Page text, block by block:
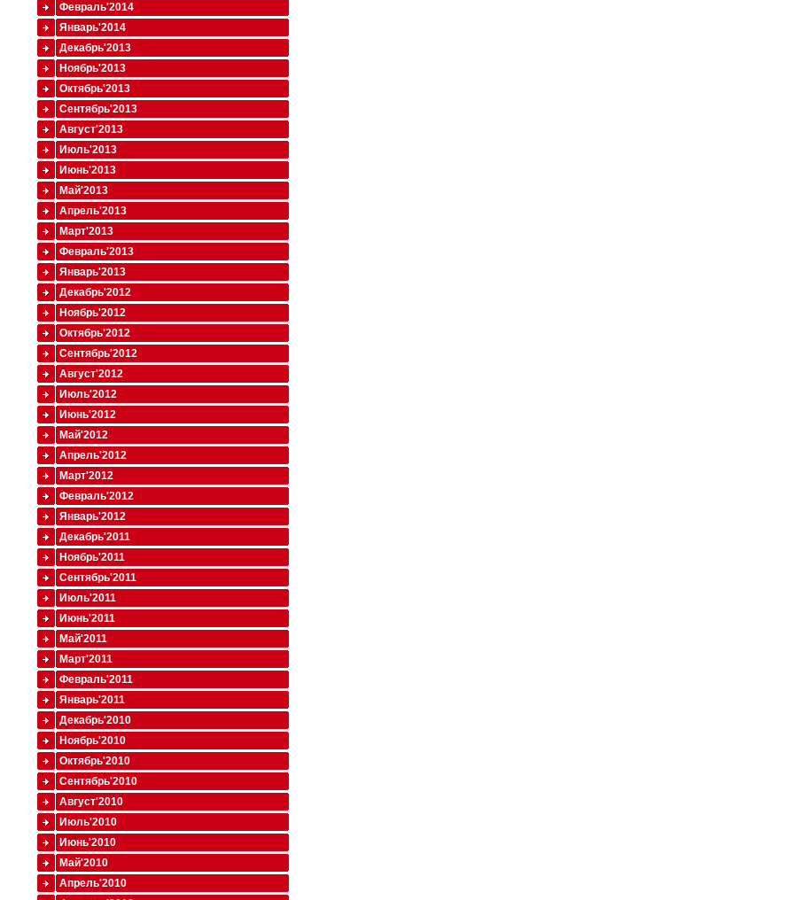
Февраль'2014
Январь'2014
Декабрь'2013
Ноябрь'2013
Октябрь'2013
Сентябрь'2013
Август'2013
Июль'2013
Июнь'2013
Май'2013
Апрель'2013
Март'2013
Февраль'2013
Январь'2013
Декабрь'2012
Ноябрь'2012
Октябрь'2012
Сентябрь'2012
Август'2012
Июль'2012
Июнь'2012
Май'2012
Апрель'2012
Март'2012
Февраль'2012
Январь'2012
Декабрь'2011
Ноябрь'2011
Сентябрь'2011
Июль'2011
Июнь'2011
Май'2011
Март'2011
Февраль'2011
Январь'2011
Декабрь'2010
Ноябрь'2010
Октябрь'2010
Сентябрь'2010
Август'2010
Июль'2010
Июнь'2010
Май'2010
Апрель'2010